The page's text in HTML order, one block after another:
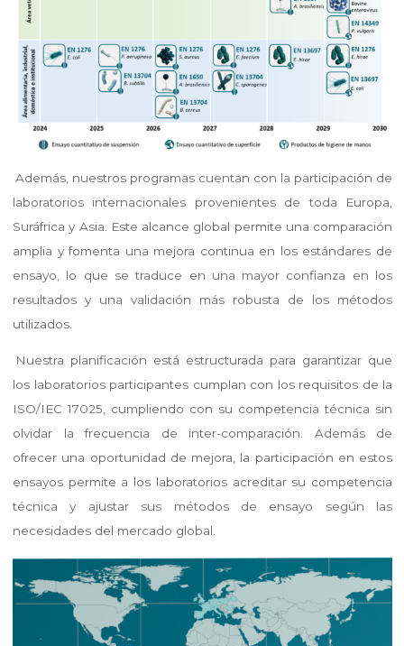
Además, nuestros programas cuentan con la participación de
laboratorios internacionales provenientes de toda Europa,
Suráfrica y Asia. Este alcance global permite una comparación
amplia y fomenta una mejora continua en los estándares de
ensayo, lo que se traduce en una mayor confianza en los
resultados y una validación más robusta de los métodos
utilizados.
Nuestra planificación está estructurada para garantizar que
los laboratorios participantes cumplan con los requisitos de la
ISO/IEC 17025, cumpliendo con su competencia técnica sin
olvidar la frecuencia de inter-comparación. Además de
ofrecer una oportunidad de mejora, la participación en estos
ensayos permite a los laboratorios acreditar su competencia
técnica y ajustar sus métodos de ensayo según las
necesidades del mercado global.